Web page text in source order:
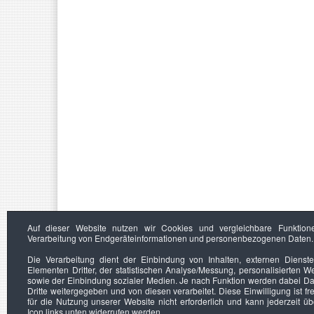
Auf dieser Website nutzen wir Cookies und vergleichbare
Verarbeitung von Endgeräteinformationen und personenbezogenen Daten.
Die Verarbeitung dient der Einbindung von Inhalten, externen
Elementen Dritter, der statistischen Analyse/Messung, personalisierten
sowie der Einbindung sozialer Medien. Je nach Funktion werden dabei
Dritte weitergegeben und von diesen verarbeitet. Diese Einwilligung ist
für die Nutzung unserer Website nicht erforderlich und kann jederzeit
Icon links unten widerrufen werden.